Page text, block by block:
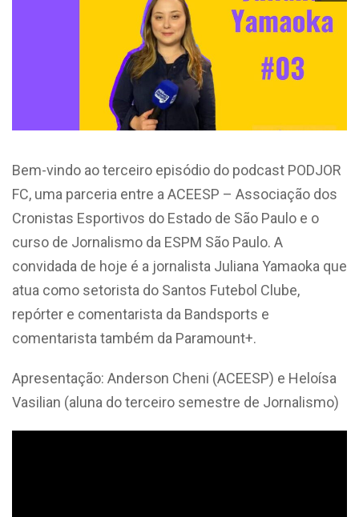
Bem-vindo ao terceiro episódio do podcast PODJOR
FC, uma parceria entre a ACEESP – Associação dos
Cronistas Esportivos do Estado de São Paulo e o
curso de Jornalismo da ESPM São Paulo. A
convidada de hoje é a jornalista Juliana Yamaoka que
atua como setorista do Santos Futebol Clube,
repórter e comentarista da Bandsports e
comentarista também da Paramount+.
Apresentação: Anderson Cheni (ACEESP) e Heloísa
Vasilian (aluna do terceiro semestre de Jornalismo)